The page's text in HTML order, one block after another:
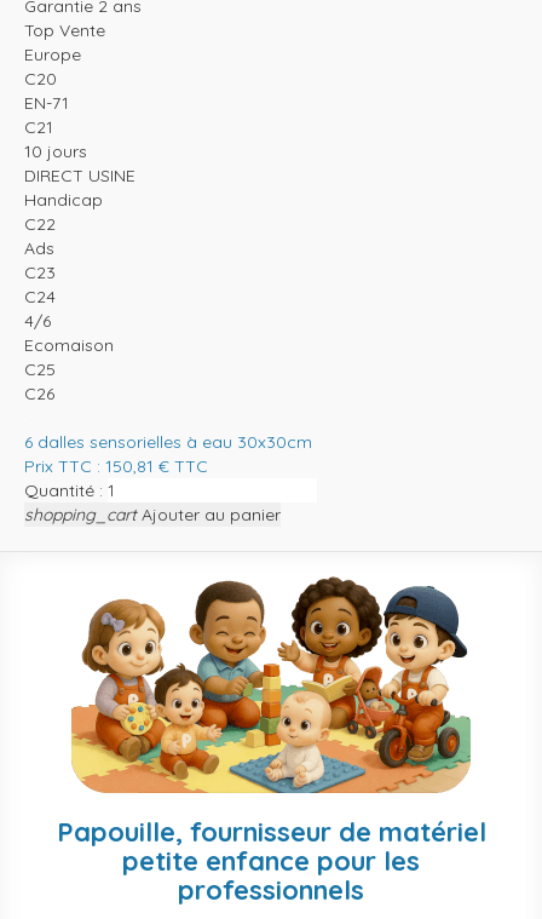
Garantie 2 ans
Top Vente
Europe
C20
EN-71
C21
10 jours
DIRECT USINE
Handicap
C22
Ads
C23
C24
4/6
Ecomaison
C25
C26
6 dalles sensorielles à eau 30x30cm
Prix TTC : 150,81 € TTC
Quantité :
shopping_cart Ajouter au panier
Papouille, fournisseur de matériel
petite enfance pour les
professionnels